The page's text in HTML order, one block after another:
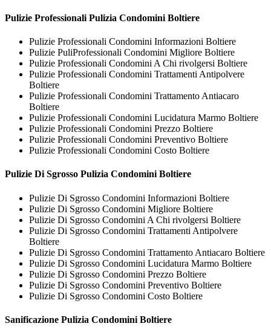
Pulizie Professionali Pulizia Condomini Boltiere
Pulizie Professionali Condomini Informazioni Boltiere
Pulizie PuliProfessionali Condomini Migliore Boltiere
Pulizie Professionali Condomini A Chi rivolgersi Boltiere
Pulizie Professionali Condomini Trattamenti Antipolvere
Boltiere
Pulizie Professionali Condomini Trattamento Antiacaro
Boltiere
Pulizie Professionali Condomini Lucidatura Marmo Boltiere
Pulizie Professionali Condomini Prezzo Boltiere
Pulizie Professionali Condomini Preventivo Boltiere
Pulizie Professionali Condomini Costo Boltiere
Pulizie Di Sgrosso Pulizia Condomini Boltiere
Pulizie Di Sgrosso Condomini Informazioni Boltiere
Pulizie Di Sgrosso Condomini Migliore Boltiere
Pulizie Di Sgrosso Condomini A Chi rivolgersi Boltiere
Pulizie Di Sgrosso Condomini Trattamenti Antipolvere
Boltiere
Pulizie Di Sgrosso Condomini Trattamento Antiacaro Boltiere
Pulizie Di Sgrosso Condomini Lucidatura Marmo Boltiere
Pulizie Di Sgrosso Condomini Prezzo Boltiere
Pulizie Di Sgrosso Condomini Preventivo Boltiere
Pulizie Di Sgrosso Condomini Costo Boltiere
Sanificazione Pulizia Condomini Boltiere